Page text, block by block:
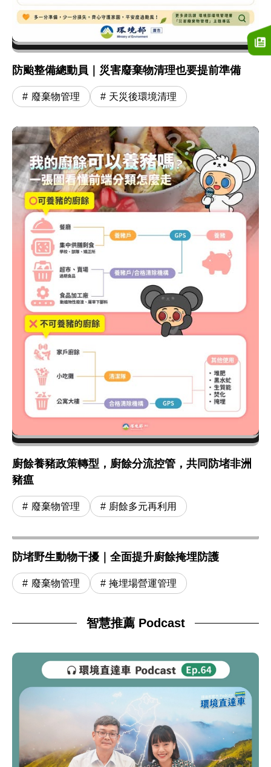
防颱整備總動員｜災害廢棄物清理也要提前準備
廢棄物管理 天災後環境清理
廚餘養豬政策轉型，廚餘分流控管，共同防堵非洲
豬瘟
廢棄物管理 廚餘多元再利用
防堵野生動物干擾｜全面提升廚餘掩埋防護
廢棄物管理 掩埋場營運管理
智慧推薦 Podcast